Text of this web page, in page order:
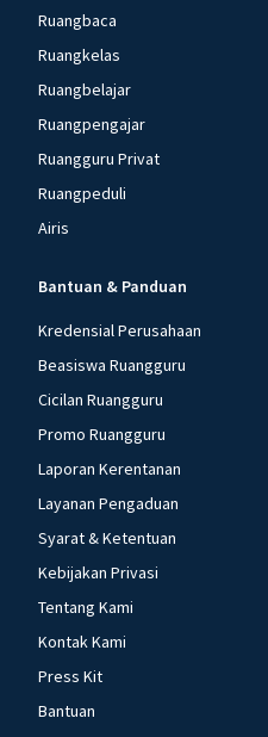
Ruangbaca
Ruangkelas
Ruangbelajar
Ruangpengajar
Ruangguru Privat
Ruangpeduli
Airis
Bantuan & Panduan
Kredensial Perusahaan
Beasiswa Ruangguru
Cicilan Ruangguru
Promo Ruangguru
Laporan Kerentanan
Layanan Pengaduan
Syarat & Ketentuan
Kebijakan Privasi
Tentang Kami
Kontak Kami
Press Kit
Bantuan